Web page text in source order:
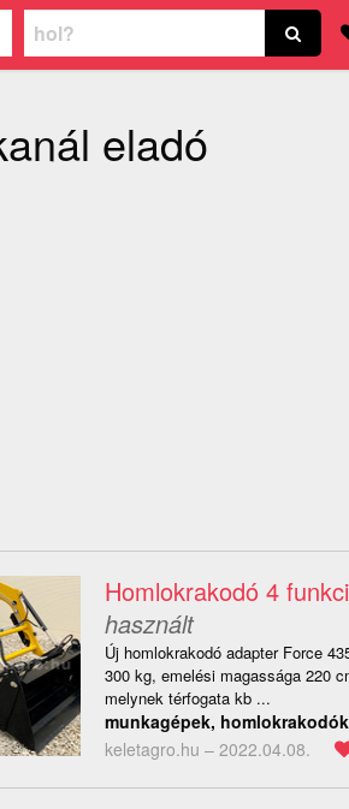
eladó
Homlokrakodó 4
használt
Új homlokrakodó adapter Force
300 kg, emelési magassága 220
melynek térfogata kb ...
munkagépek, homlokrakodók
keletagro.hu – 2022.04.08.